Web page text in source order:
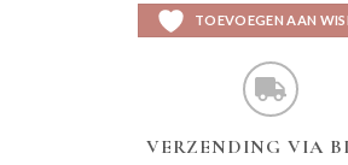
TOEVOEGEN AAN
VERZENDING VIA